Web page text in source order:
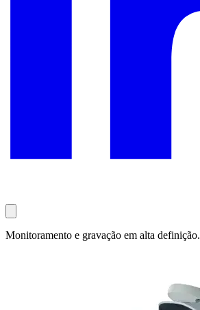
Monitoramento e gravação em alta definição.